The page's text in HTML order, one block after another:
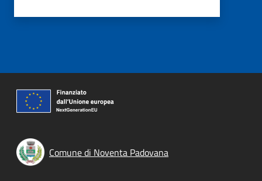
Comune di Noventa Padovana